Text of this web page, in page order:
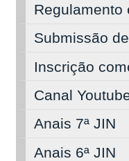
Regulamento
Submissão
Inscrição
Canal
Anais 7ª JIN
Anais 6ª JIN